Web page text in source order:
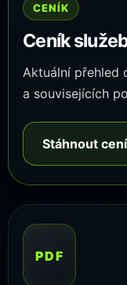
CENÍK
Ceník
Aktuální přehled
a souvisejících
Stáhnout
PDF